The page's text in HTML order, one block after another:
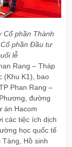
Cổ phần Thành
phần Đầu tư
lễ
Rang – Tháp
(Khu K1), bao
Phan Rang –
đường
án Hacom
các tiệc ích dịch
học quốc tế
Hồ sinh